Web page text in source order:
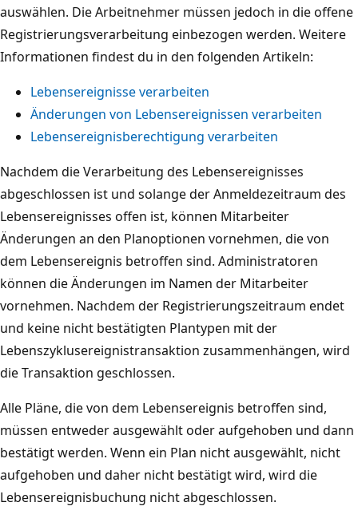
auswählen. Die Arbeitnehmer müssen jedoch in die offene
Registrierungsverarbeitung einbezogen werden. Weitere
Informationen findest du in den folgenden Artikeln:
Lebensereignisse verarbeiten
Änderungen von Lebensereignissen verarbeiten
Lebensereignisberechtigung verarbeiten
Nachdem die Verarbeitung des Lebensereignisses
abgeschlossen ist und solange der Anmeldezeitraum des
Lebensereignisses offen ist, können Mitarbeiter
Änderungen an den Planoptionen vornehmen, die von
dem Lebensereignis betroffen sind. Administratoren
können die Änderungen im Namen der Mitarbeiter
vornehmen. Nachdem der Registrierungszeitraum endet
und keine nicht bestätigten Plantypen mit der
Lebenszyklusereignistransaktion zusammenhängen, wird
die Transaktion geschlossen.
Alle Pläne, die von dem Lebensereignis betroffen sind,
müssen entweder ausgewählt oder aufgehoben und dann
bestätigt werden. Wenn ein Plan nicht ausgewählt, nicht
aufgehoben und daher nicht bestätigt wird, wird die
Lebensereignisbuchung nicht abgeschlossen.